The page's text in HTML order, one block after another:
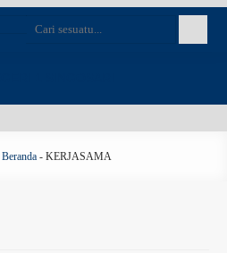
Beranda- KERJASAMA